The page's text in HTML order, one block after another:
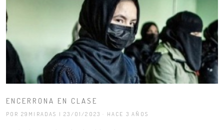
ENCERRONA EN CLASE
POR 29MIRADAS | 23/01/2023 · HACE 3 AÑOS